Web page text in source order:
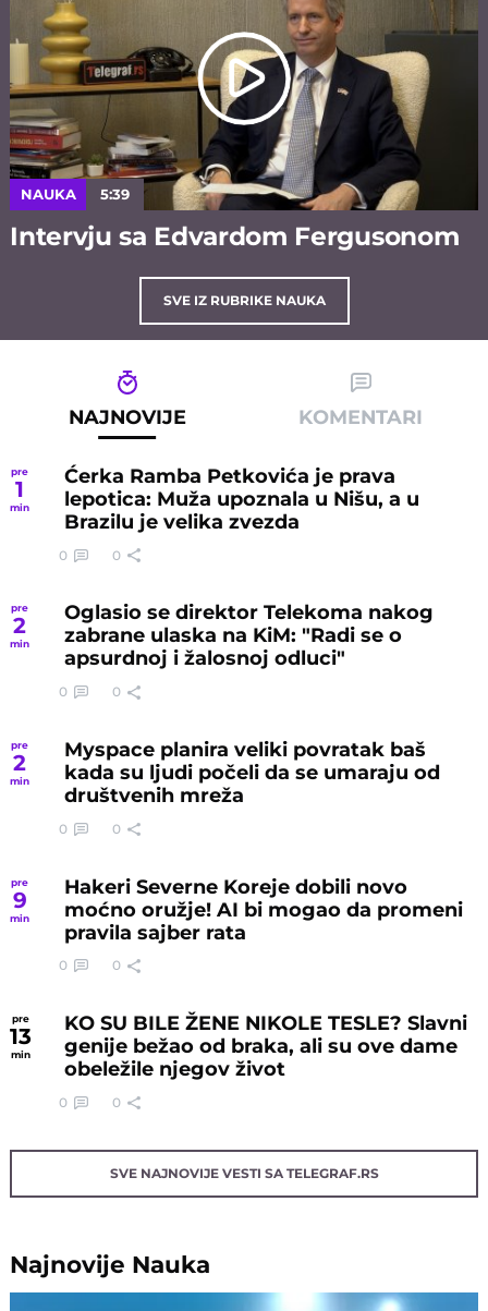
NAUKA 5:39
Intervju sa Edvardom Fergusonom
SVE IZ RUBRIKE NAUKA
NAJNOVIJE KOMENTARI
pre
1
min
Ćerka Ramba Petkovića je prava
lepotica: Muža upoznala u Nišu, a u
Brazilu je velika zvezda
0 0
pre
2
min
Oglasio se direktor Telekoma nakog
zabrane ulaska na KiM: "Radi se o
apsurdnoj i žalosnoj odluci"
0 0
pre
2
min
Myspace planira veliki povratak baš
kada su ljudi počeli da se umaraju od
društvenih mreža
0 0
pre
9
min
Hakeri Severne Koreje dobili novo
moćno oružje! AI bi mogao da promeni
pravila sajber rata
0 0
pre
13
min
KO SU BILE ŽENE NIKOLE TESLE? Slavni
genije bežao od braka, ali su ove dame
obeležile njegov život
0 0
SVE NAJNOVIJE VESTI SA TELEGRAF.RS
Najnovije Nauka